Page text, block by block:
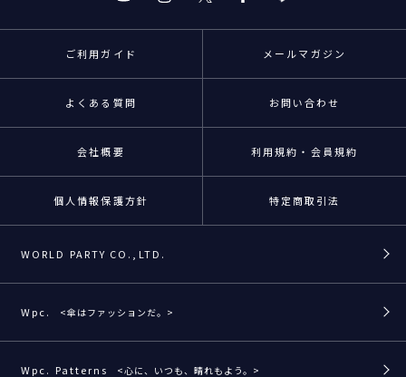
ご利用ガイド メールマガジン
よくある質問 お問い合わせ
会社概要 利用規約・会員規約
個人情報保護方針 特定商取引法
WORLD PARTY CO.,LTD.
Wpc. <傘はファッションだ。>
Wpc. Patterns <心に、いつも、晴れもよう。>